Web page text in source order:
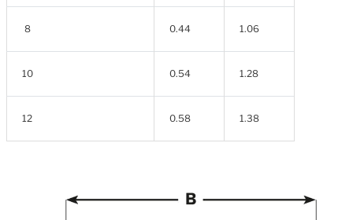
8 0.44 1.06
10 0.54 1.28
12 0.58 1.38